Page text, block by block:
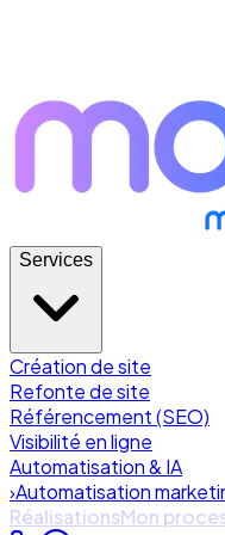
Services
Création de site
Refonte de site
Référencement (SEO)
Visibilité en ligne
Automatisation & IA
›Automatisation
RéalisationsMon